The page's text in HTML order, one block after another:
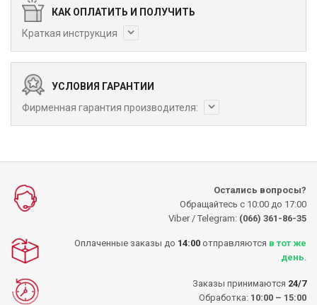
КАК ОПЛАТИТЬ И ПОЛУЧИТЬ
Краткая инструкция
УСЛОВИЯ ГАРАНТИИ
Фирменная гарантия производителя:
Остались вопросы?
Обращайтесь с 10:00 до 17:00
Viber / Telegram: (066) 361-86-35
Оплаченные заказы до 14:00 отправляются в тот же
день
Заказы принимаются 24/7
Обработка: 10:00 – 15:00